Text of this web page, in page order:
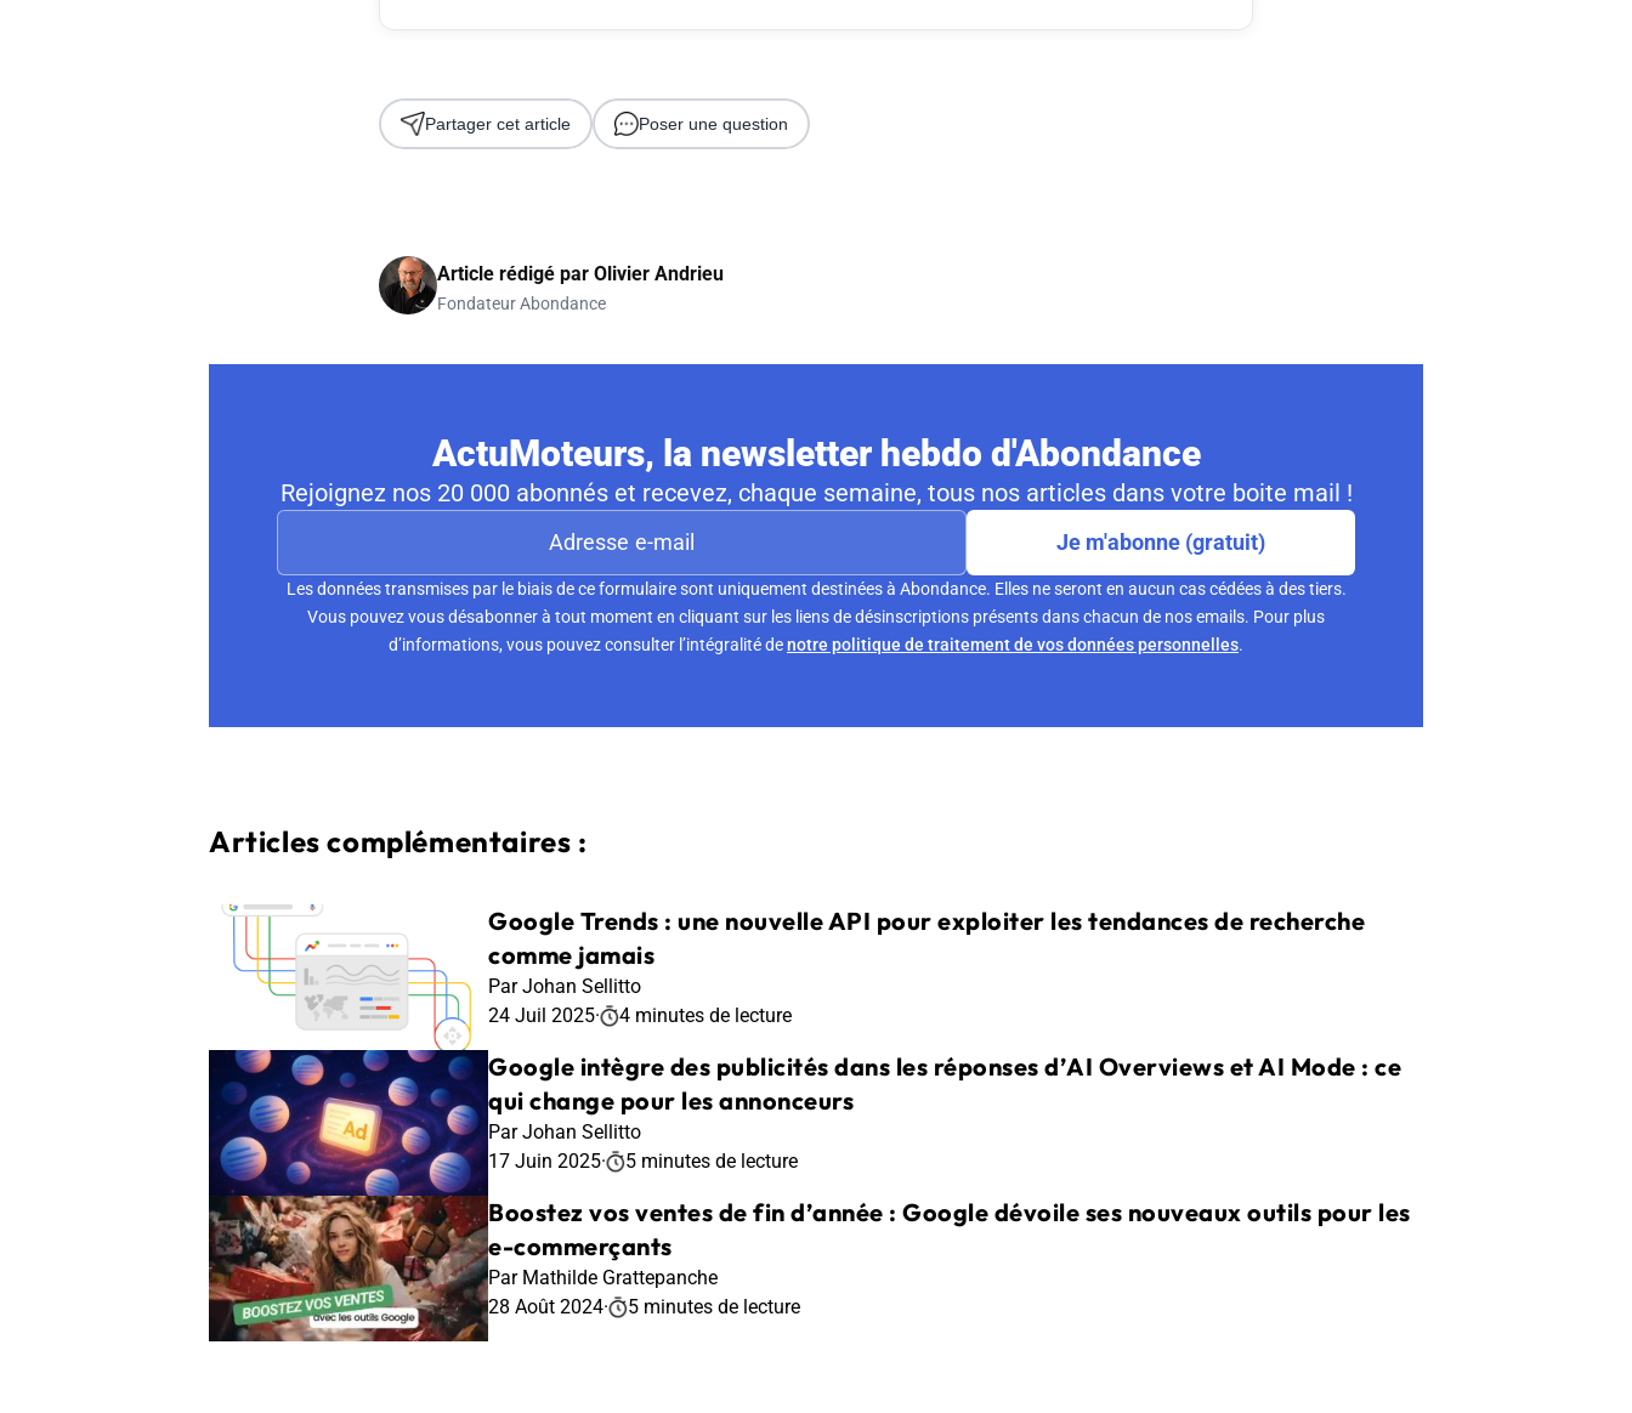
Partager cet article Poser une question
Article rédigé par Olivier Andrieu
Fondateur Abondance
ActuMoteurs, la newsletter hebdo d'Abondance
Rejoignez nos 20 000 abonnés et recevez, chaque semaine, tous nos articles dans votre boite mail !
Je m'abonne (gratuit)
Les données transmises par le biais de ce formulaire sont uniquement destinées à Abondance. Elles ne seront en aucun cas cédées à des tiers.
Vous pouvez vous désabonner à tout moment en cliquant sur les liens de désinscriptions présents dans chacun de nos emails. Pour plus
d’informations, vous pouvez consulter l’intégralité denotre politique de traitement de vos données personnelles.
Articles complémentaires :
Google Trends : une nouvelle API pour exploiter les tendances de recherche
comme jamais
Par Johan Sellitto
24 Juil 2025· 4 minutes de lecture
Google intègre des publicités dans les réponses d’AI Overviews et AI Mode : ce
qui change pour les annonceurs
Par Johan Sellitto
17 Juin 2025· 5 minutes de lecture
Boostez vos ventes de fin d’année : Google dévoile ses nouveaux outils pour les
e-commerçants
Par Mathilde Grattepanche
28 Août 2024· 5 minutes de lecture